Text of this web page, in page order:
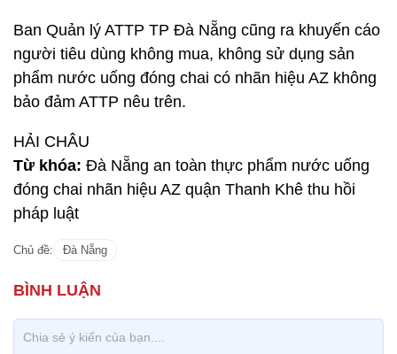
Ban Quản lý ATTP TP Đà Nẵng cũng ra khuyến cáo
người tiêu dùng không mua, không sử dụng sản
phẩm nước uống đóng chai có nhãn hiệu AZ không
bảo đảm ATTP nêu trên.
HẢI CHÂU
Từ khóa: Đà Nẵng an toàn thực phẩm nước uống
đóng chai nhãn hiệu AZ quận Thanh Khê thu hồi
pháp luật
Chủ đề: Đà Nẵng